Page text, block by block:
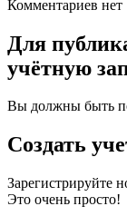
Комментариев нет
Для
учётную
Вы должны быть
Создать
Зарегистрируйте
Это очень просто!